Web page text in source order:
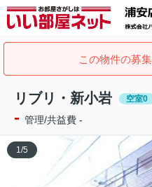
この物件の募
リブリ・新小岩 空室0
- 管理/共益費 -
1/5